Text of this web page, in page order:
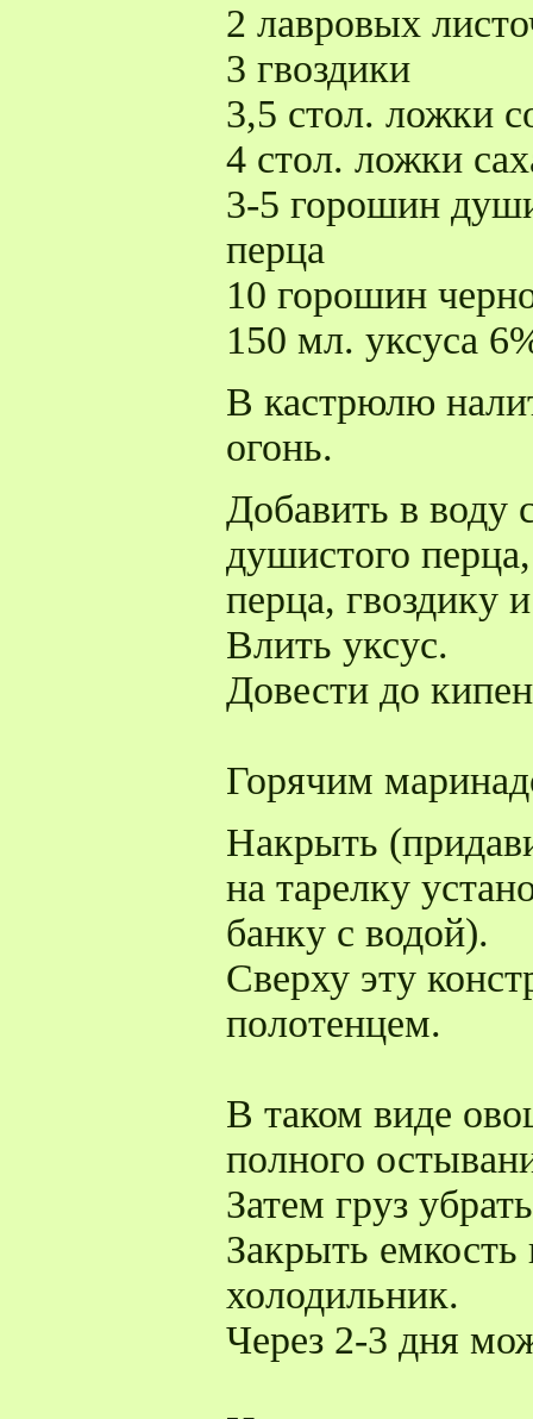
2 лавровых
3 гвоздики
3,5 стол. ложки
4 стол. ложки
3-5 горошин
перца
10 горошин
150 мл. уксуса
В кастрюлю
огонь.
Добавить в воду
душистого
перца, гвоздику
Влить уксус.
Довести до
Горячим
Накрыть
на тарелку
банку с водой).
Сверху эту
полотенцем.
В таком виде
полного
Затем груз
Закрыть
холодильник.
Через 2-3 дня